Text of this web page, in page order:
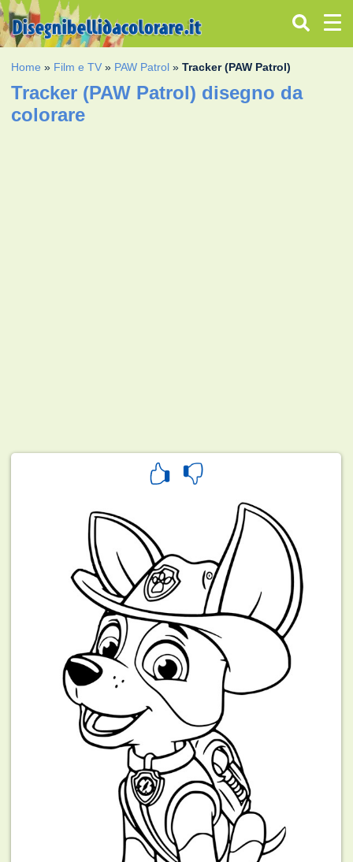
Home » Film e TV » PAW Patrol »Tracker (PAW Patrol)
Tracker (PAW Patrol) disegno da
colorare